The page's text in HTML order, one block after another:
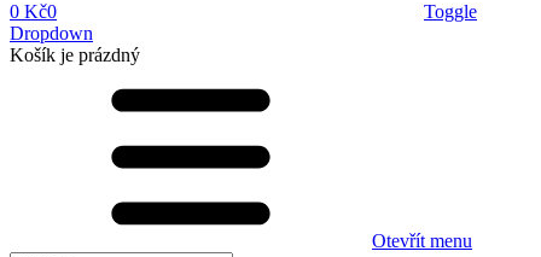
0 Kč0
Toggle
Dropdown
Košík je prázdný
Otevřít menu